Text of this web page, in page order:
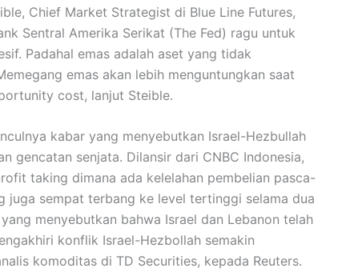
Chief Market Strategist di Blue Line Futures,
Sentral Amerika Serikat (The Fed) ragu untuk
Padahal emas adalah aset yang tidak
emas akan lebih menguntungkan saat
cost, lanjut Steible.
kabar yang menyebutkan Israel-Hezbullah
gencatan senjata. Dilansir dari CNBC Indonesia,
taking dimana ada kelelahan pembelian pasca-
juga sempat terbang ke level tertinggi selama dua
menyebutkan bahwa Israel dan Lebanon telah
konflik Israel-Hezbollah semakin
komoditas di TD Securities, kepada Reuters.